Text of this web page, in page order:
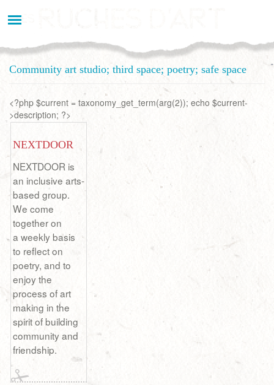
au
Community art studio; third space; poetry; safe space
<?php $current = taxonomy_get_term(arg(2)); echo $current-
>description; ?>
NEXTDOOR
NEXTDOOR is
an inclusive arts-
based group.
We come
together on
a weekly basis
to reflect on
poetry, and to
enjoy the
process of art
making in the
spirit of building
community and
friendship.